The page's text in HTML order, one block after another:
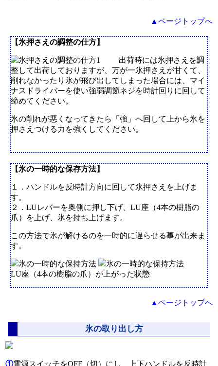
▲ページトップへ
【氷押さえの調整の仕方】
出荷時には氷押さえを調
整して出荷しておりますが、万が一氷押さえが甘くて、
削れなかったり氷が飛び出してしまった場合には、マイ
ナスドライバーを使い強弱調節ネジを時計回りに回して
締めてください。
氷の削れが悪くなってきたら「強」へ回して上から氷を
押さえつける力を強くしてください。
【氷の一時的な保存方法】
１．ハンドルを反時計方向に回して氷押さえを上げま
す。
２．LUレバーを奥側に押し下げ、LU座（4本の樹脂の
爪）を上げ、氷を持ち上げます。
この方法で氷が解けるのを一時的に遅らせる事が出来ま
す。
LU座（4本の樹脂の爪）が上がった状態
▲ページトップへ
氷の取り出し方
①電源スイッチをOFF（切）にし、上下ハンドルを反時計